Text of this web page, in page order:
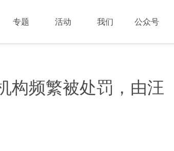
专题 活动 我们 公众号
构频繁被处罚，由汪